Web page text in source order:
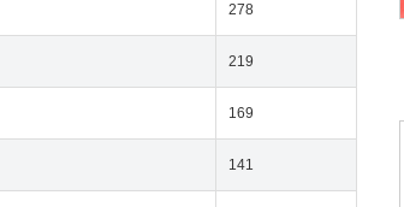
278
219
169
141